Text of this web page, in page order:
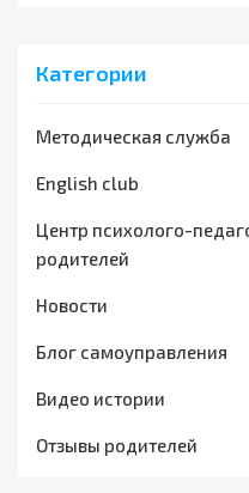
Категории
Методическая служба
English club
Центр психолого-
родителей
Новости
Блог самоуправления
Видео истории
Отзывы родителей